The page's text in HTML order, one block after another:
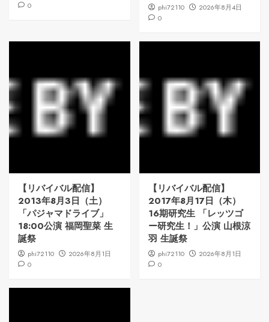
0
phi72110
2026年8月4日
0
【リバイバル配信】
2013年8月3日（土）
「パジャマドライブ」
18:00公演 福岡聖菜 生
誕祭
phi72110
2026年8月1日
0
【リバイバル配信】
2017年8月17日（木）
16期研究生 「レッツゴ
ー研究生！」公演 山根涼
羽 生誕祭
phi72110
2026年8月1日
0